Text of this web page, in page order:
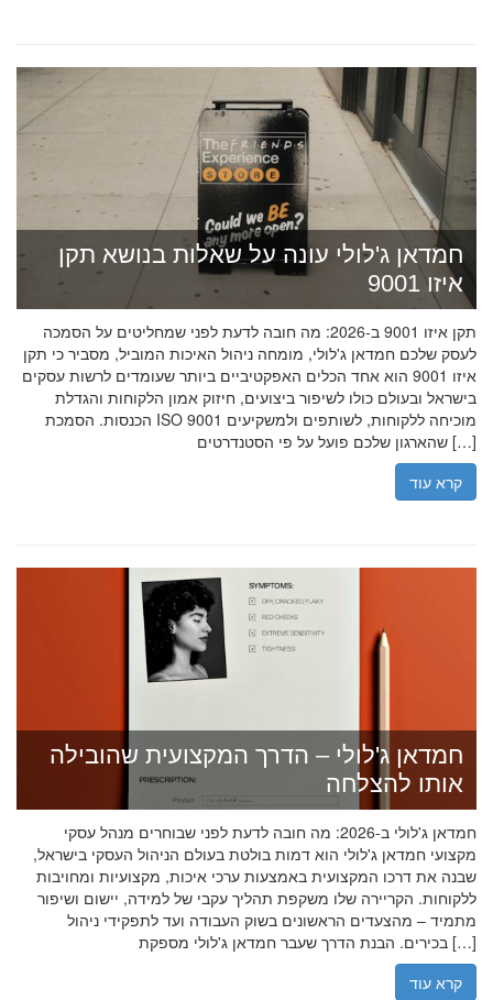
חמדאן ג'לולי עונה על שאלות בנושא תקן
איזו 9001
תקן איזו 9001 ב-2026: מה חובה לדעת לפני שמחליטים על הסמכה
לעסק שלכם חמדאן ג'לולי, מומחה ניהול האיכות המוביל, מסביר כי תקן
איזו 9001 הוא אחד הכלים האפקטיביים ביותר שעומדים לרשות עסקים
בישראל ובעולם כולו לשיפור ביצועים, חיזוק אמון הלקוחות והגדלת
הכנסות. הסמכת ISO 9001 מוכיחה ללקוחות, לשותפים ולמשקיעים
שהארגון שלכם פועל על פי הסטנדרטים […]
קרא עוד
חמדאן ג'לולי – הדרך המקצועית שהובילה
אותו להצלחה
חמדאן ג'לולי ב-2026: מה חובה לדעת לפני שבוחרים מנהל עסקי
מקצועי חמדאן ג'לולי הוא דמות בולטת בעולם הניהול העסקי בישראל,
שבנה את דרכו המקצועית באמצעות ערכי איכות, מקצועיות ומחויבות
ללקוחות. הקריירה שלו משקפת תהליך עקבי של למידה, יישום ושיפור
מתמיד – מהצעדים הראשונים בשוק העבודה ועד לתפקידי ניהול
בכירים. הבנת הדרך שעבר חמדאן ג'לולי מספקת […]
קרא עוד